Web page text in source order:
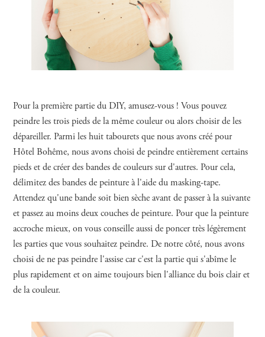
Pour la première partie du DIY, amusez-vous ! Vous pouvez
peindre les trois pieds de la même couleur ou alors choisir de les
dépareiller. Parmi les huit tabourets que nous avons créé pour
Hôtel Bohême, nous avons choisi de peindre entièrement certains
pieds et de créer des bandes de couleurs sur d'autres. Pour cela,
délimitez des bandes de peinture à l'aide du masking-tape.
Attendez qu'une bande soit bien sèche avant de passer à la suivante
et passez au moins deux couches de peinture. Pour que la peinture
accroche mieux, on vous conseille aussi de poncer très légèrement
les parties que vous souhaitez peindre. De notre côté, nous avons
choisi de ne pas peindre l'assise car c'est la partie qui s'abîme le
plus rapidement et on aime toujours bien l'alliance du bois clair et
de la couleur.